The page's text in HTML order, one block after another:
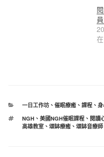
分
一日工作坊、 催眠療癒、 課程、
標
籤
NGH、 美國NGH催眠課程、 閱讀
高雄教室、 頌缽療癒、 頌缽音療師